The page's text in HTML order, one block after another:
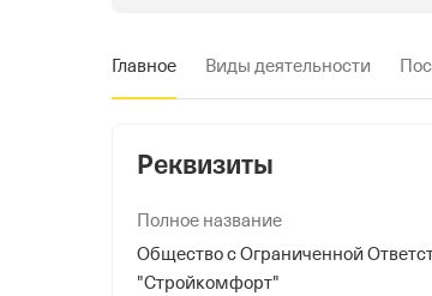
Главное Виды деятельности
Реквизиты
Полное название
Общество с Ограниченной
"Стройкомфорт"